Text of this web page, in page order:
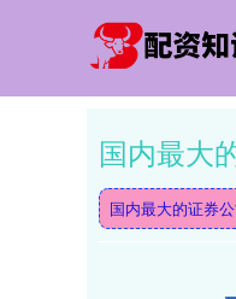
国内最大
国内最大的证券